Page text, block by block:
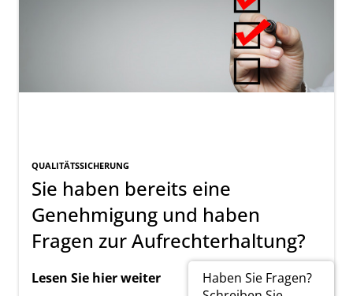
Haben Sie Fragen?
QUALITÄTSSICHERUNG
Sie haben bereits eine
Genehmigung und haben
Fragen zur Aufrechterhaltung?
Lesen Sie hier weiter